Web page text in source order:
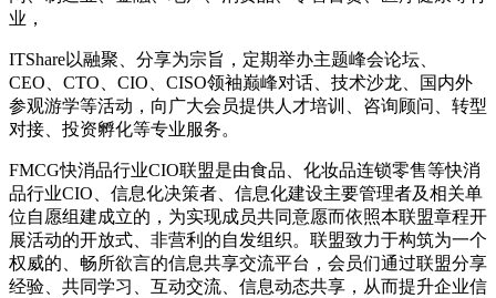
业，
ITShare以融聚、分享为宗旨，定期举办主题峰会论坛、
CEO、CTO、CIO、CISO领袖巅峰对话、技术沙龙、国内外
参观游学等活动，向广大会员提供人才培训、咨询顾问、转型
对接、投资孵化等专业服务。
FMCG快消品行业CIO联盟是由食品、化妆品连锁零售等快消
品行业CIO、信息化决策者、信息化建设主要管理者及相关单
位自愿组建成立的，为实现成员共同意愿而依照本联盟章程开
展活动的开放式、非营利的自发组织。联盟致力于构筑为一个
权威的、畅所欲言的信息共享交流平台，会员们通过联盟分享
经验、共同学习、互动交流、信息动态共享，从而提升企业信